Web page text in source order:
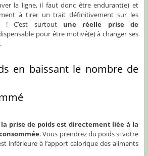
la ligne, il faut donc être endurant(e) et
à tirer un trait définitivement sur les
! C’est surtout une réelle prise de
pour être motivé(e) à changer ses
en baissant le nombre de
prise de poids est directement liée à la
. Vous prendrez du poids si votre
inférieure à l’apport calorique des aliments